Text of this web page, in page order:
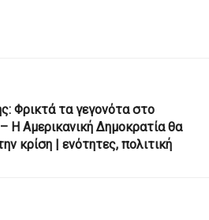
Φρικτά τα γεγονότα στο
Η Αμερικανική Δημοκρατία θα
κρίση | ενότητες, πολιτική